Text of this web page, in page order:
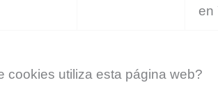
en
cookies utiliza esta página web?